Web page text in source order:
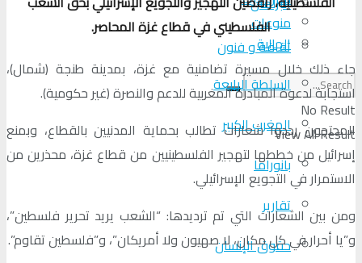
منوعات
ثقافة و فنون
No Result
View All Result
الجالية
السلطة الرابعة
المغرب الكبير
بانوراما
تقارير
حقوق الإنسان
الفلسطيني في قطاع غزة المحاصر.
جاء ذلك خلال مسيرة تضامنية مع غزة، بمدينة طنجة (شمال)،
استجابة لدعوة المبادرة المغربية للدعم والنصرة (غير حكومية).
المحتجون رددوا شعارات تطالب بحماية المدنيين بالقطاع، وبمنع
إسرائيل من خططها لتهجير الفلسطينيين من قطاع غزة، محذرين من
الاستمرار في التجويع الإسرائيلي.
ومن بين الشعارات التي تم ترديدها: “الشعب يريد تحرير فلسطين”،
و”يا أحرار في كل مكان، لا صهيون ولا أمريكان”، و”فلسطين تقاوم”.